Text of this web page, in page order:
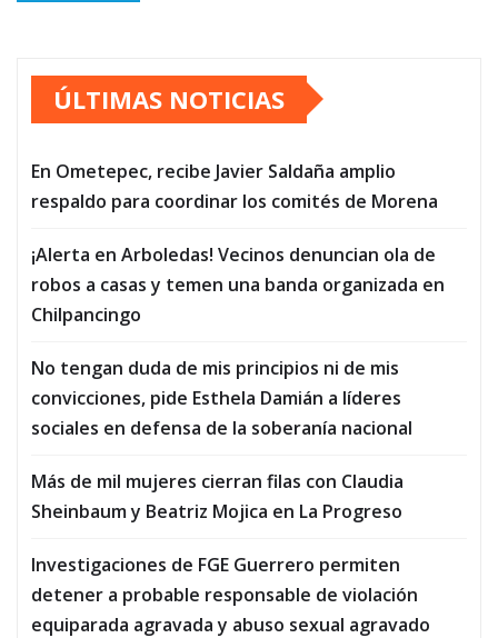
ÚLTIMAS NOTICIAS
En Ometepec, recibe Javier Saldaña amplio
respaldo para coordinar los comités de Morena
¡Alerta en Arboledas! Vecinos denuncian ola de
robos a casas y temen una banda organizada en
Chilpancingo
No tengan duda de mis principios ni de mis
convicciones, pide Esthela Damián a líderes
sociales en defensa de la soberanía nacional
Más de mil mujeres cierran filas con Claudia
Sheinbaum y Beatriz Mojica en La Progreso
Investigaciones de FGE Guerrero permiten
detener a probable responsable de violación
equiparada agravada y abuso sexual agravado